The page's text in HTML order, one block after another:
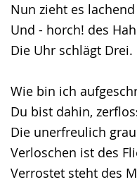
Nun zieht es
Und - horch! des
Die Uhr schlägt Drei.
Wie bin ich
Du bist dahin,
Die unerfreulich
Verloschen ist des
Verrostet steht des